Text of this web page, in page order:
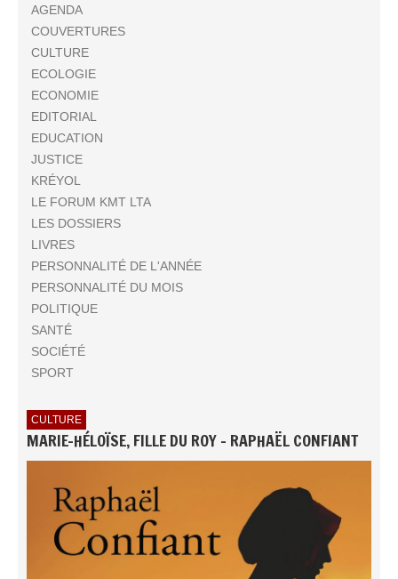
AGENDA
COUVERTURES
CULTURE
ECOLOGIE
ECONOMIE
EDITORIAL
EDUCATION
JUSTICE
KRÉYOL
LE FORUM KMT LTA
LES DOSSIERS
LIVRES
PERSONNALITÉ DE L'ANNÉE
PERSONNALITÉ DU MOIS
POLITIQUE
SANTÉ
SOCIÉTÉ
SPORT
CULTURE
MARIE-HÉLOÏSE, FILLE DU ROY - RAPHAËL CONFIANT